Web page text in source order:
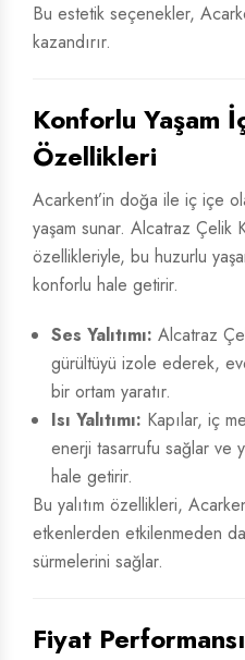
Bu estetik seçenekler,
kazandırır.
Konforlu Yaşam
Özellikleri
Acarkent’in doğa ile iç içe
yaşam sunar. Alcatraz Çelik
özellikleriyle, bu huzurlu
konforlu hale getirir.
Ses Yalıtımı: Alcatraz
gürültüyü izole ederek,
bir ortam yaratır.
Isı Yalıtımı: Kapılar, iç
enerji tasarrufu sağlar ve
hale getirir.
Bu yalıtım özellikleri,
etkenlerden etkilenmeden
sürmelerini sağlar.
Fiyat